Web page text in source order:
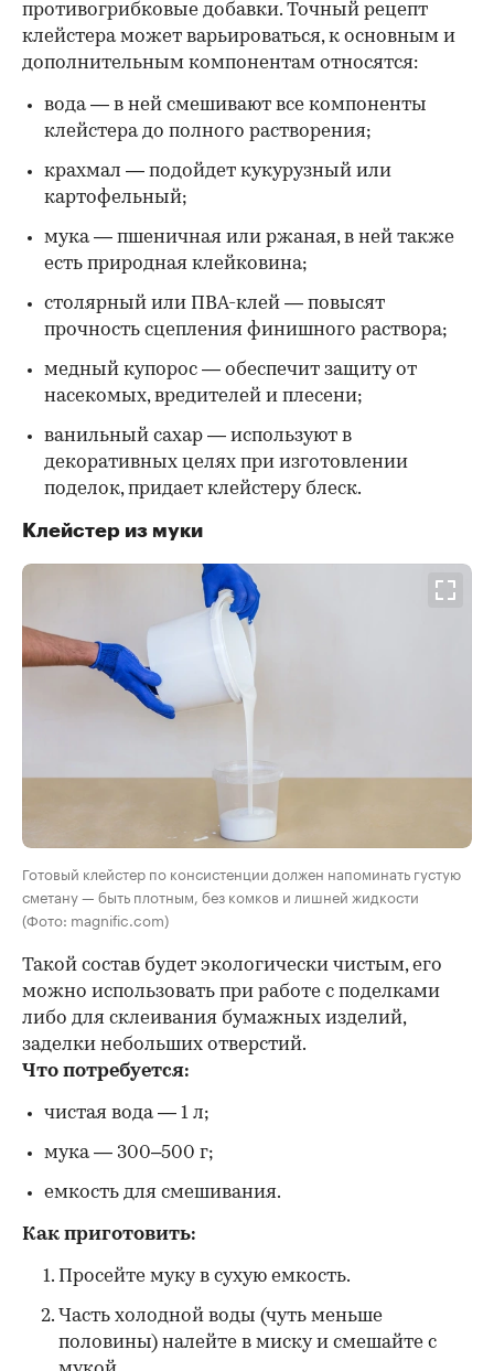
противогрибковые добавки. Точный рецепт
клейстера может варьироваться, к основным и
дополнительным компонентам относятся:
вода — в ней смешивают все компоненты
клейстера до полного растворения;
крахмал — подойдет кукурузный или
картофельный;
мука — пшеничная или ржаная, в ней также
есть природная клейковина;
столярный или ПВА-клей — повысят
прочность сцепления финишного раствора;
медный купорос — обеспечит защиту от
насекомых, вредителей и плесени;
ванильный сахар — используют в
декоративных целях при изготовлении
поделок, придает клейстеру блеск.
Клейстер из муки
Готовый клейстер по консистенции должен напоминать густую
сметану — быть плотным, без комков и лишней жидкости
(Фото: magnific.com)
Такой состав будет экологически чистым, его
можно использовать при работе с поделками
либо для склеивания бумажных изделий,
заделки небольших отверстий.
Что потребуется:
чистая вода — 1 л;
мука — 300–500 г;
емкость для смешивания.
Как приготовить:
Просейте муку в сухую емкость.
Часть холодной воды (чуть меньше
половины) налейте в миску и смешайте с